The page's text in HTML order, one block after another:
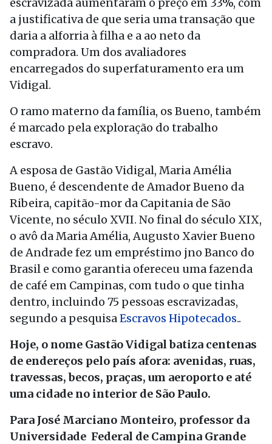
a justificativa de que seria uma transação que
daria a alforria à filha e a ao neto da
compradora. Um dos avaliadores
encarregados do superfaturamento era um
Vidigal.
O ramo materno da família, os Bueno, também
é marcado pela exploração do trabalho
escravo.
A esposa de Gastão Vidigal, Maria Amélia
Bueno, é descendente de Amador Bueno da
Ribeira, capitão-mor da Capitania de São
Vicente, no século XVII. No final do século XIX,
o avô da Maria Amélia, Augusto Xavier Bueno
de Andrade fez um empréstimo jno Banco do
Brasil e como garantia ofereceu uma fazenda
de café em Campinas, com tudo o que tinha
dentro, incluindo 75 pessoas escravizadas,
segundo a pesquisaEscravos Hipotecados..
Hoje, o nome Gastão Vidigal batiza centenas
de endereços pelo país afora: avenidas, ruas,
travessas, becos, praças, um aeroporto e até
uma cidade no interior de São Paulo.
Para José Marciano Monteiro, professor da
Universidade Federal de Campina Grande